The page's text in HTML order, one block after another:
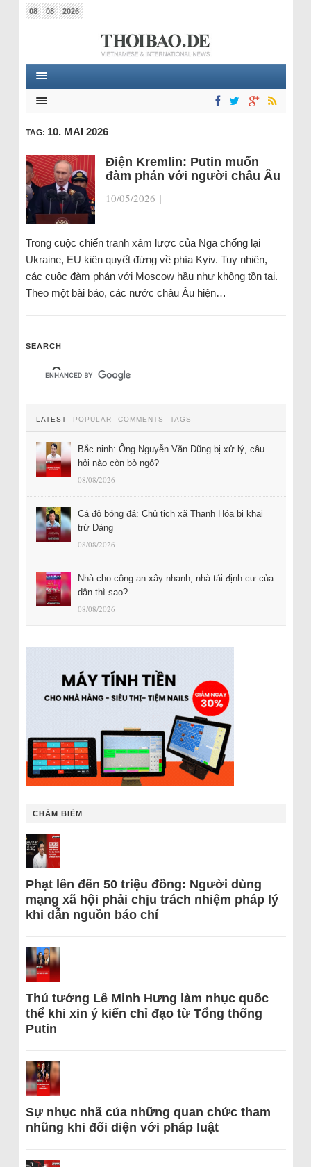
08 08 2026
TAG: 10. MAI 2026
Điện Kremlin: Putin muốn
đàm phán với người châu Âu
10/05/2026 |
Trong cuộc chiến tranh xâm lược của Nga chống lại
Ukraine, EU kiên quyết đứng về phía Kyiv. Tuy nhiên,
các cuộc đàm phán với Moscow hầu như không tồn tại.
Theo một bài báo, các nước châu Âu hiện…
SEARCH
LATEST POPULAR COMMENTS TAGS
Bắc ninh: Ông Nguyễn Văn Dũng bị xử lý, câu
hỏi nào còn bỏ ngỏ?
08/08/2026
Cá độ bóng đá: Chủ tịch xã Thanh Hóa bị khai
trừ Đảng
08/08/2026
Nhà cho công an xây nhanh, nhà tái định cư của
dân thì sao?
08/08/2026
CHÂM BIẾM
Phạt lên đến 50 triệu đồng: Người dùng
mạng xã hội phải chịu trách nhiệm pháp lý
khi dẫn nguồn báo chí
Thủ tướng Lê Minh Hưng làm nhục quốc
thể khi xin ý kiến chỉ đạo từ Tổng thống
Putin
Sự nhục nhã của những quan chức tham
nhũng khi đối diện với pháp luật